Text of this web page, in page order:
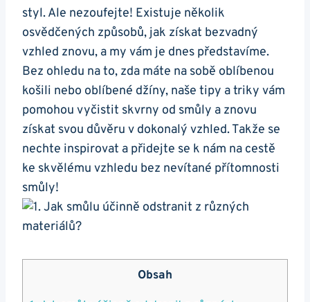
styl. Ale nezoufejte! Existuje několik
osvědčených způsobů, jak získat bezvadný
vzhled znovu, a my vám je dnes představíme.
Bez ohledu na to, zda máte na sobě oblíbenou
košili nebo oblíbené džíny, naše tipy a triky vám
pomohou vyčistit skvrny od smůly a znovu
získat svou důvěru v dokonalý vzhled. Takže se
nechte inspirovat a přidejte se k nám na cestě
ke skvělému vzhledu bez nevítané přítomnosti
smůly!
Obsah